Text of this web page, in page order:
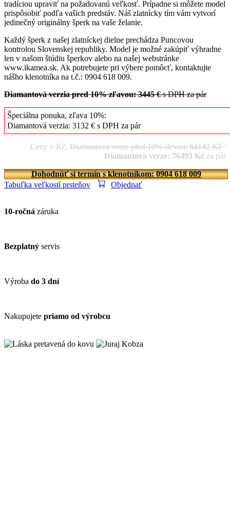
tradíciou upraviť na požadovanú veľkosť. Prípadne si môžete model
prispôsobiť podľa vašich predstáv. Náš zlatnícky tím vám vytvorí
jedinečný originálny šperk na vaše želanie.
Každý šperk z našej zlatníckej dielne prechádza Puncovou
kontrolou Slovenskej republiky. Model je možné zakúpiť výhradne
len v našom štúdiu šperkov alebo na našej webstránke
www.ikamea.sk. Ak potrebujete pri výbere pomôcť, kontaktujte
nášho klenotníka na t.č.: 0904 618 009.
Diamantová verzia pred 10% zľavou: 3445 €s DPH za pár
Špeciálna ponuka, zľava 10%:
Diamantová verzia: 3132 € s DPH za pár
Ceny v Kč: Diamantová verze před 10% slevou: 84142 Kč/
Diamantová verze: 76493 Kč za pár
Dohodnúť si termín s klenotníkom: 0904 618 009
Tabuľka veľkostí prsteňov
Objednať
10-ročná záruka
Bezplatný servis
Výroba do 3 dní
Nakupujete priamo od výrobcu